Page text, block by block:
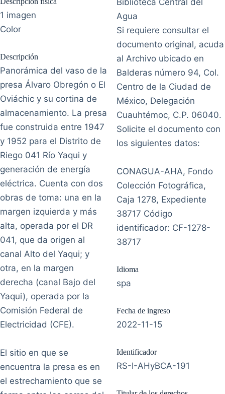
1 imagen
Color
Descripción
Panorámica del vaso de la
presa Álvaro Obregón o El
Oviáchic y su cortina de
almacenamiento. La presa
fue construida entre 1947
y 1952 para el Distrito de
Riego 041 Río Yaqui y
generación de energía
eléctrica. Cuenta con dos
obras de toma: una en la
margen izquierda y más
alta, operada por el DR
041, que da origen al
canal Alto del Yaqui; y
otra, en la margen
derecha (canal Bajo del
Yaqui), operada por la
Comisión Federal de
Electricidad (CFE).
El sitio en que se
encuentra la presa es en
el estrechamiento que se
Biblioteca Central del
Agua
Si requiere consultar el
documento original, acuda
al Archivo ubicado en
Balderas número 94, Col.
Centro de la Ciudad de
México, Delegación
Cuauhtémoc, C.P. 06040.
Solicite el documento con
los siguientes datos:
CONAGUA-AHA, Fondo
Colección Fotográfica,
Caja 1278, Expediente
38717 Código
identificador: CF-1278-
38717
Idioma
spa
Fecha de ingreso
2022-11-15
Identificador
RS-I-AHyBCA-191